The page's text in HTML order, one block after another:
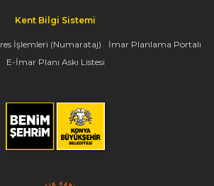
Kent Bilgi Sistemi
İşlemleri (Numarataj)
İmar Planlama Portalı
E-İmar Planı Askı Listesi